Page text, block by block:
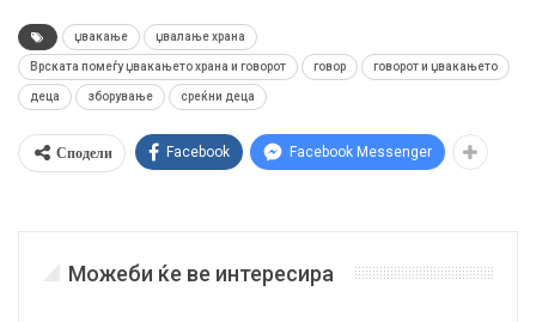
џвакање џвалање храна
Врската помеѓу џвакањето храна и говорот говор говорот и џвакањето
деца зборување среќни деца
Сподели Facebook Facebook Messenger
Можеби ќе ве интересира